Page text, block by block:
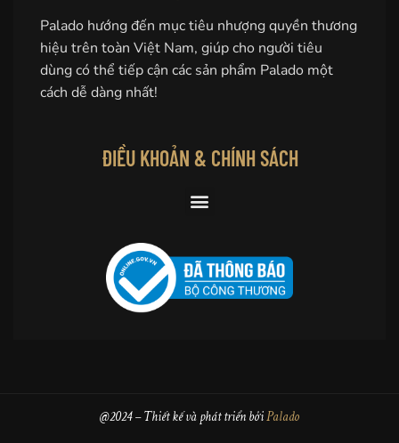
Palado hướng đến mục tiêu nhượng quyền thương
hiệu trên toàn Việt Nam, giúp cho người tiêu
dùng có thể tiếp cận các sản phẩm Palado một
cách dễ dàng nhất!
ĐIỀU KHOẢN & CHÍNH SÁCH
@2024 – Thiết kế và phát triển bởiPalado